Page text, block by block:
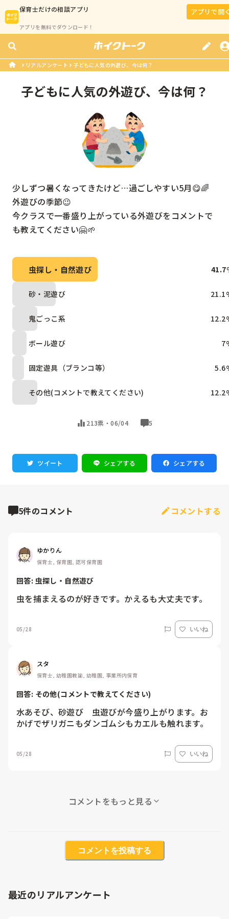
保育士だけの相談アプリ
アプリを無料でダウンロード！
アプリで開
リアルアンケート 子どもに人気の外遊び、今は何？
子どもに人気の外遊び、今は何？
少しずつ暑くなってきたけど…過ごしやすい5月😋🌈
外遊びの季節😉
今クラスで一番盛り上がっている外遊びをコメントで
も教えてください🤗🌱
虫探し・自然遊び 41.7
砂・泥遊び 21.1
鬼ごっこ系 12.2
ボール遊び 7
固定遊具（ブランコ等） 5.6
その他(コメントで教えてください) 12.2
213票・06/04 5
ツイート シェアする シェアする
5件のコメント コメントする
ゆかりん
保育士, 保育園, 認可保育園
回答: 虫探し・自然遊び
虫を捕まえるのが好きです。かえるも大丈夫です。
05/28 いいね
スタ
保育士, 幼稚園教諭, 幼稚園, 事業所内保育
回答: その他(コメントで教えてください)
水あそび、砂遊び　虫遊びが今盛り上がります。お
かげでザリガニもダンゴムシもカエルも触れます。
05/28 いいね
コメントをもっと見る
コメントを投稿する
最近のリアルアンケート